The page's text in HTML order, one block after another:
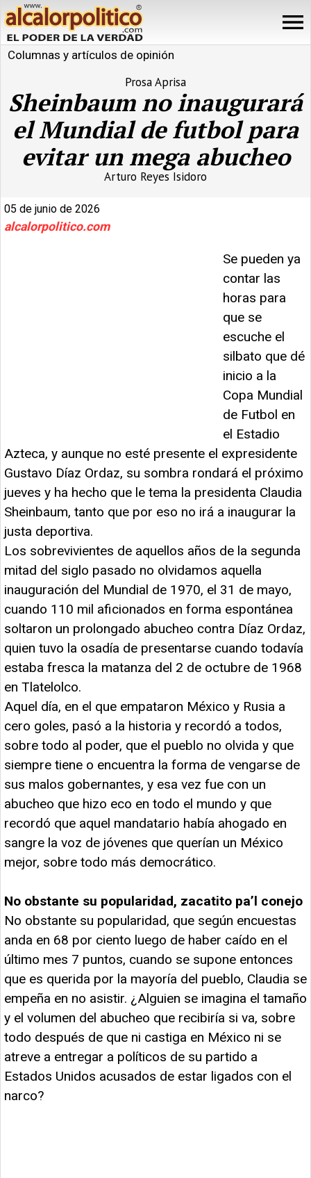
Columnas y artículos de opinión
Prosa Aprisa
Sheinbaum no inaugurará
el Mundial de futbol para
evitar un mega abucheo
Arturo Reyes Isidoro
05 de junio de 2026
alcalorpolitico.com
Se pueden ya
contar las
horas para
que se
escuche el
silbato que dé
inicio a la
Copa Mundial
de Futbol en
el Estadio
Azteca, y aunque no esté presente el expresidente
Gustavo Díaz Ordaz, su sombra rondará el próximo
jueves y ha hecho que le tema la presidenta Claudia
Sheinbaum, tanto que por eso no irá a inaugurar la
justa deportiva.
Los sobrevivientes de aquellos años de la segunda
mitad del siglo pasado no olvidamos aquella
inauguración del Mundial de 1970, el 31 de mayo,
cuando 110 mil aficionados en forma espontánea
soltaron un prolongado abucheo contra Díaz Ordaz,
quien tuvo la osadía de presentarse cuando todavía
estaba fresca la matanza del 2 de octubre de 1968
en Tlatelolco.
Aquel día, en el que empataron México y Rusia a
cero goles, pasó a la historia y recordó a todos,
sobre todo al poder, que el pueblo no olvida y que
siempre tiene o encuentra la forma de vengarse de
sus malos gobernantes, y esa vez fue con un
abucheo que hizo eco en todo el mundo y que
recordó que aquel mandatario había ahogado en
sangre la voz de jóvenes que querían un México
mejor, sobre todo más democrático.
No obstante su popularidad, zacatito pa’l conejo
No obstante su popularidad, que según encuestas
anda en 68 por ciento luego de haber caído en el
último mes 7 puntos, cuando se supone entonces
que es querida por la mayoría del pueblo, Claudia se
empeña en no asistir. ¿Alguien se imagina el tamaño
y el volumen del abucheo que recibiría si va, sobre
todo después de que ni castiga en México ni se
atreve a entregar a políticos de su partido a
Estados Unidos acusados de estar ligados con el
narco?